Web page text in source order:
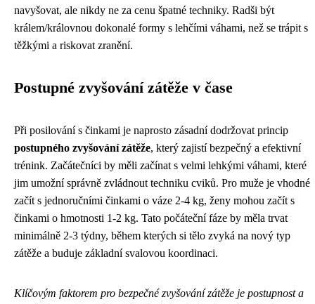
navyšovat, ale nikdy ne za cenu špatné techniky. Radši být
králem/královnou dokonalé formy s lehčími váhami, než se trápit s
těžkými a riskovat zranění.
Postupné zvyšování zátěže v čase
Při posilování s činkami je naprosto zásadní dodržovat princip
postupného zvyšování zátěže, který zajistí bezpečný a efektivní
trénink. Začátečníci by měli začínat s velmi lehkými váhami, které
jim umožní správně zvládnout techniku cviků. Pro muže je vhodné
začít s jednoručními činkami o váze 2-4 kg, ženy mohou začít s
činkami o hmotnosti 1-2 kg. Tato počáteční fáze by měla trvat
minimálně 2-3 týdny, během kterých si tělo zvyká na nový typ
zátěže a buduje základní svalovou koordinaci.
Klíčovým faktorem pro bezpečné zvyšování zátěže je postupnost a